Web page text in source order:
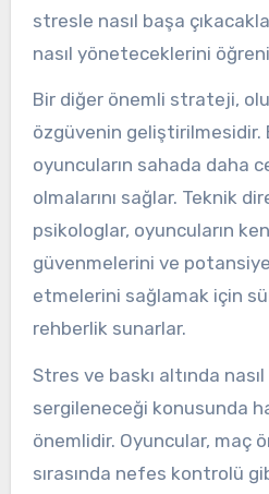
stresle nasıl başa
nasıl yöneteceklerini
Bir diğer önemli strateji,
özgüvenin geliştirilmesidir.
oyuncuların sahada daha
olmalarını sağlar. Teknik
psikologlar, oyuncuların
güvenmelerini ve
etmelerini sağlamak için
rehberlik sunarlar.
Stres ve baskı altında
sergileneceği konusunda
önemlidir. Oyuncular, maç
sırasında nefes kontrolü